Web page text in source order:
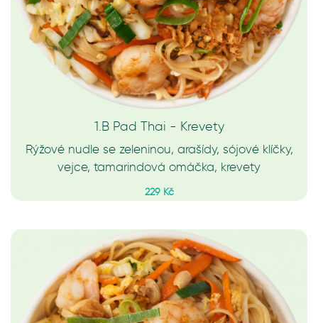
1.B Pad Thai - Krevety
Rýžové nudle se zeleninou, arašídy, sójové klíčky,
vejce, tamarindová omáčka, krevety
229 Kč